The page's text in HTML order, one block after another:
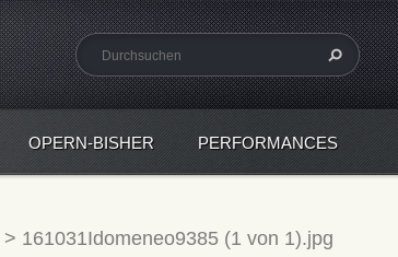
OPERN-BISHER PERFORMANCES
> 161031Idomeneo9385 (1 von 1).jpg